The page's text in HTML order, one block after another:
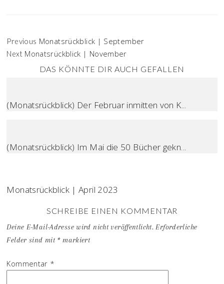
Previous Monatsrückblick | September
Next Monatsrückblick | November
DAS KÖNNTE DIR AUCH GEFALLEN
(Monatsrückblick) Der Februar inmitten von K...
(Monatsrückblick) Im Mai die 50 Bücher gekn...
Monatsrückblick | April 2023
SCHREIBE EINEN KOMMENTAR
Deine E-Mail-Adresse wird nicht veröffentlicht. Erforderliche
Felder sind mit *markiert
Kommentar *